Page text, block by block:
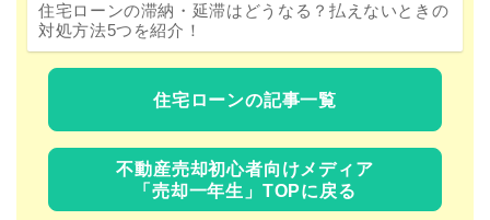
住宅ローンの滞納・延滞はどうなる？払えないときの
対処方法5つを紹介！
住宅ローンの記事一覧
不動産売却初心者向けメディア
「売却一年生」TOPに戻る